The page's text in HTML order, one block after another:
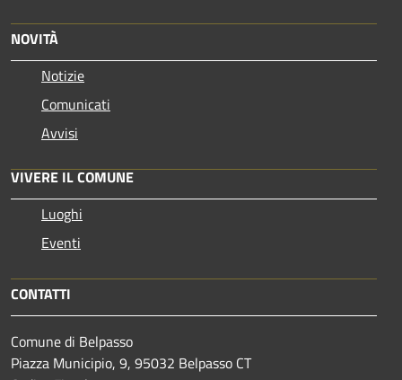
NOVITÀ
Notizie
Comunicati
Avvisi
VIVERE IL COMUNE
Luoghi
Eventi
CONTATTI
Comune di Belpasso
Piazza Municipio, 9, 95032 Belpasso CT